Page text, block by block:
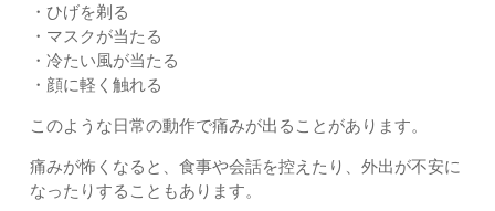
・ひげを剃る
・マスクが当たる
・冷たい風が当たる
・顔に軽く触れる
このような日常の動作で痛みが出ることがあります。
痛みが怖くなると、食事や会話を控えたり、外出が不安に
なったりすることもあります。